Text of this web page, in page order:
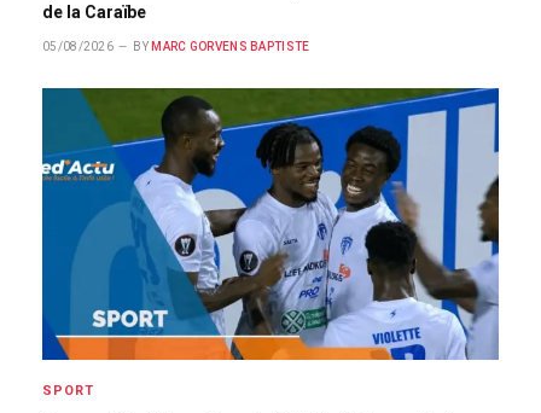
de la Caraïbe
05/08/2026 BY MARC GORVENS BAPTISTE
SPORT